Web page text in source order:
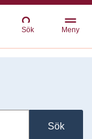
Sök Meny
Sök